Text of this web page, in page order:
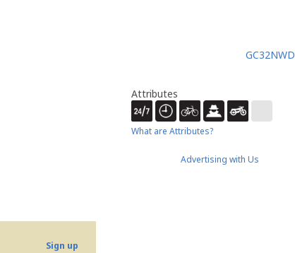
vamos dar lugar a outro geochacher que possa colocar
GC32NWD
Sign up
Attributes
What are Attributes?
Advertising with Us